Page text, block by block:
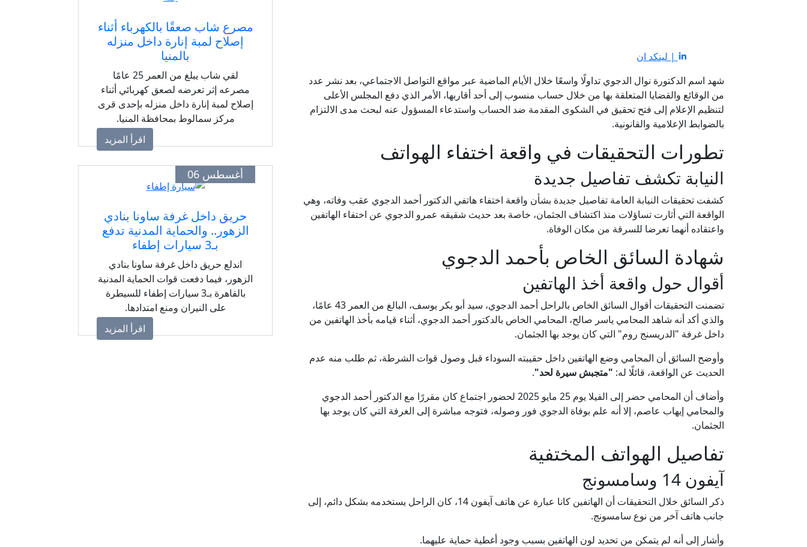
| لينكد ان
شهد اسم الدكتورة نوال الدجوي تداولًا واسعًا خلال الأيام الماضية عبر مواقع التواصل الاجتماعي، بعد نشر عدد
من الوقائع والقضايا المتعلقة بها من خلال حساب منسوب إلى أحد أقاربها، الأمر الذي دفع المجلس الأعلى
لتنظيم الإعلام إلى فتح تحقيق في الشكوى المقدمة ضد الحساب واستدعاء المسؤول عنه لبحث مدى الالتزام
بالضوابط الإعلامية والقانونية.
تطورات التحقيقات في واقعة اختفاء الهواتف
النيابة تكشف تفاصيل جديدة
كشفت تحقيقات النيابة العامة تفاصيل جديدة بشأن واقعة اختفاء هاتفي الدكتور أحمد الدجوي عقب وفاته، وهي
الواقعة التي أثارت تساؤلات منذ اكتشاف الجثمان، خاصة بعد حديث شقيقه عمرو الدجوي عن اختفاء الهاتفين
واعتقاده أنهما تعرضا للسرقة من مكان الوفاة.
شهادة السائق الخاص بأحمد الدجوي
أقوال حول واقعة أخذ الهاتفين
تضمنت التحقيقات أقوال السائق الخاص بالراحل أحمد الدجوي، سيد أبو بكر يوسف، البالغ من العمر 43 عامًا،
والذي أكد أنه شاهد المحامي ياسر صالح، المحامي الخاص بالدكتور أحمد الدجوي، أثناء قيامه بأخذ الهاتفين من
داخل غرفة "الدريسنج روم" التي كان يوجد بها الجثمان.
وأوضح السائق أن المحامي وضع الهاتفين داخل حقيبته السوداء قبل وصول قوات الشرطة، ثم طلب منه عدم
الحديث عن الواقعة، قائلًا له: "متجبش سيرة لحد".
وأضاف أن المحامي حضر إلى الفيلا يوم 25 مايو 2025 لحضور اجتماع كان مقررًا مع الدكتور أحمد الدجوي
والمحامي إيهاب عاصم، إلا أنه علم بوفاة الدجوي فور وصوله، فتوجه مباشرة إلى الغرفة التي كان يوجد بها
الجثمان.
تفاصيل الهواتف المختفية
آيفون 14 وسامسونج
ذكر السائق خلال التحقيقات أن الهاتفين كانا عبارة عن هاتف آيفون 14، كان الراحل يستخدمه بشكل دائم، إلى
جانب هاتف آخر من نوع سامسونج.
وأشار إلى أنه لم يتمكن من تحديد لون الهاتفين بسبب وجود أغطية حماية عليهما.
مصرع شاب صعقًا بالكهرباء أثناء
إصلاح لمبة إنارة داخل منزله
بالمنيا
لقي شاب يبلغ من العمر 25 عامًا
مصرعه إثر تعرضه لصعق كهربائي أثناء
إصلاح لمبة إنارة داخل منزله بإحدى قرى
مركز سمالوط بمحافظة المنيا.
اقرأ المزيد
أغسطس 06
حريق داخل غرفة ساونا بنادي
الزهور.. والحماية المدنية تدفع
بـ3 سيارات إطفاء
اندلع حريق داخل غرفة ساونا بنادي
الزهور، فيما دفعت قوات الحماية المدنية
بالقاهرة بـ3 سيارات إطفاء للسيطرة
على النيران ومنع امتدادها.
اقرأ المزيد